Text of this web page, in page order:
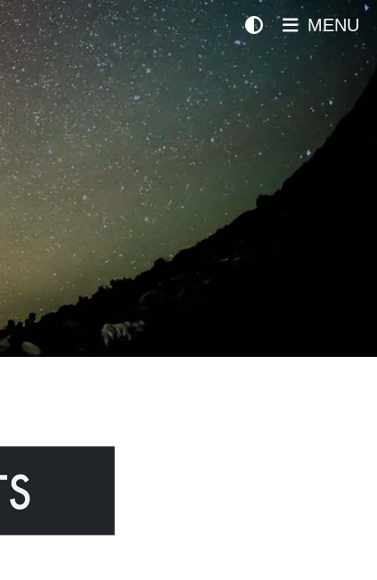
MENU